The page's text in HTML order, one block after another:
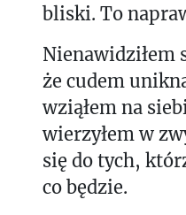
bliski. To
Nienawidziłem
że cudem
wziąłem na
wierzyłem w
się do tych,
co będzie.